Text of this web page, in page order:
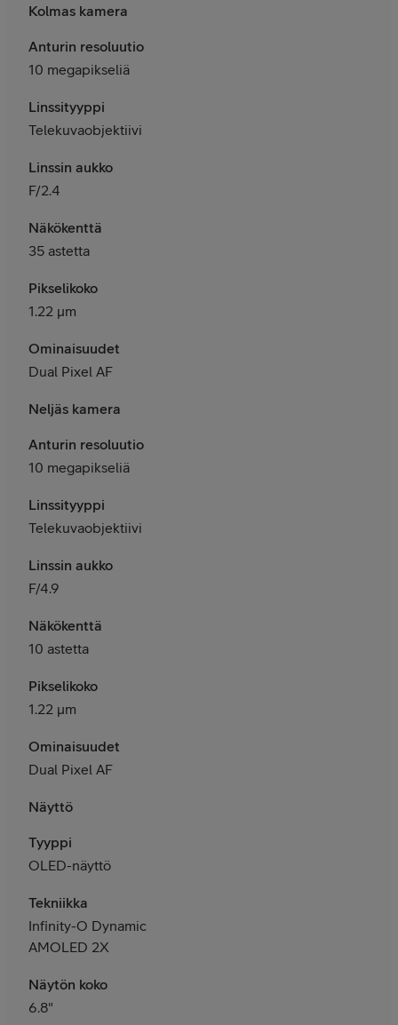
Kolmas kamera
Anturin resoluutio
10 megapikseliä
Linssityyppi
Telekuvaobjektiivi
Linssin aukko
F/2.4
Näkökenttä
35 astetta
Pikselikoko
1.22 μm
Ominaisuudet
Dual Pixel AF
Neljäs kamera
Anturin resoluutio
10 megapikseliä
Linssityyppi
Telekuvaobjektiivi
Linssin aukko
F/4.9
Näkökenttä
10 astetta
Pikselikoko
1.22 μm
Ominaisuudet
Dual Pixel AF
Näyttö
Tyyppi
OLED-näyttö
Tekniikka
Infinity-O Dynamic
AMOLED 2X
Näytön koko
6.8"